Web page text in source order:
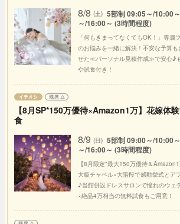
8/8 (土) 5部制 09:05～/10:00
～/16:00～ (3時間程度)
「何もきまってなくてもOK！」専属
のお悩みを一緒に解決！不安な予算
せた≪パーソナル見積作成≫で安心♪
や試食付き！
【8月SP*150万優待×Amazon1万】花嫁体
食
8/9 (日) 5部制 09:00～/10:00
～/16:00～ (3時間程度)
【8月限定*最大150万優待＆
大級チャペル×大階段で感動挙式とア
♪当館併設ドレスサロンで憧れのウェ
×絶品4万相当の無料試食もご用意！